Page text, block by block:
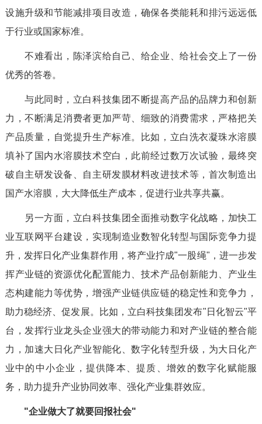
设施升级和节能减排项目改造，确保各类能耗和排污远远低
于行业或国家标准。
不难看出，陈泽滨给自己、给企业、给社会交上了一份
优秀的答卷。
与此同时，立白科技集团不断提高产品的品牌力和创新
力，不断满足消费者更加严苛、细致的消费需求，严格把关
产品质量，自觉提升生产标准。比如，立白洗衣凝珠水溶膜
填补了国内水溶膜技术空白，此前经过数万次试验，最终突
破自主研发设备、自主研发膜材料改进技术等，首次制造出
国产水溶膜，大大降低生产成本，促进行业共享共赢。
另一方面，立白科技集团全面推动数字化战略，加快工
业互联网平台建设，实现制造业数智化转型与国际竞争力提
升，发挥日化产业集群作用，将产业拧成"一股绳"，进一步发
挥产业链的资源优化配置能力、技术产品创新能力、产业生
态构建能力等优势，增强产业链供应链的稳定性和竞争力，
助力稳经济、促发展。比如，立白科技集团发布"日化智云"平
台，发挥行业龙头企业强大的带动能力和对产业链的整合能
力，加速大日化产业智能化、数字化转型升级，为大日化产
业中的中小企业，提供降本、提质、增效的数字化赋能服
务，助力提升产业协同效率、强化产业集群效应。
"企业做大了就要回报社会"